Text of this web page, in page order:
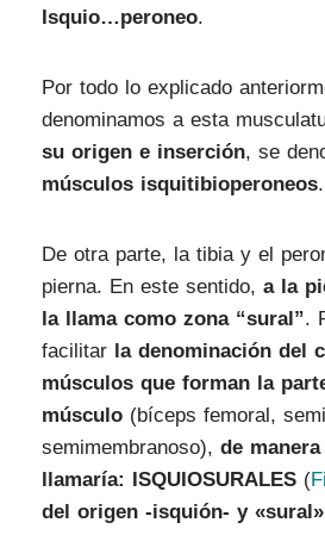
Isquio…peroneo.
Por todo lo explicado
denominamos a esta
su origen e inserción, se
músculos isquitibioperoneos.
De otra parte, la tibia y el
pierna. En este sentido, a la
la llama como zona “sural”.
facilitar la denominación del
músculos que forman la
músculo (bíceps femoral,
semimembranoso), de
llamaría:
ISQUIOSURALES (
del origen -isquión- y